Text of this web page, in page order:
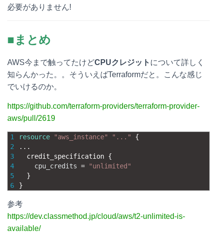
必要がありません!
■まとめ
AWS今まで触ってたけどCPUクレジット について詳しく
知らんかった。。そういえばTerraformだと。こんな感じ
でいけるのか。
https://github.com/terraform-providers/terraform-provider-
aws/pull/2619
1
2
3
4
5
6
resource "aws_instance" "..."
{
. . .
credit_specification {
cpu_credits =
"unlimited"
}
}
参考
https://dev.classmethod.jp/cloud/aws/t2-unlimited-is-
available/